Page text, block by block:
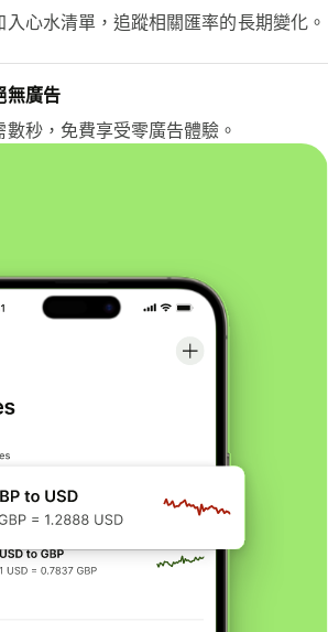
心水清單，追蹤相關匯率的長期變化。
無廣告
數秒，免費享受零廣告體驗。